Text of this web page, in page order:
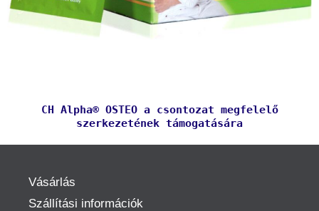
CH Alpha® OSTEO a csontozat megfelelő
szerkezetének támogatására
Vásárlás
Szállítási információk